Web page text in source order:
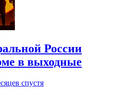
России
в выходные
спустя